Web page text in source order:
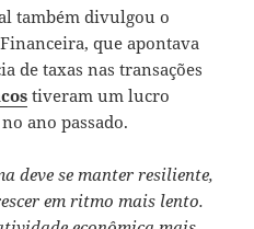
também divulgou o
que apontava
de taxas nas transações
tiveram um lucro
ano passado.
deve se manter resiliente,
em ritmo mais lento.